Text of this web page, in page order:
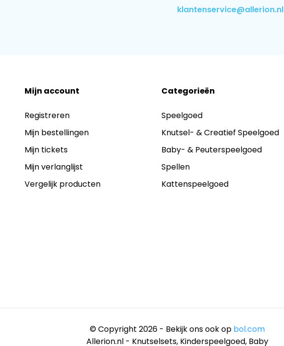
klantenservice@allerion.nl
Mijn account
Registreren
Mijn bestellingen
Mijn tickets
Mijn verlanglijst
Vergelijk producten
Categorieën
Speelgoed
Knutsel- & Creatief Speelgoed
Baby- & Peuterspeelgoed
Spellen
Kattenspeelgoed
© Copyright 2026 - Bekijk ons ook op bol.com
Allerion.nl - Knutselsets, Kinderspeelgoed, Baby